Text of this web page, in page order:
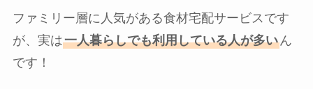
ファミリー層に人気がある食材宅配サービスです
が、実は一人暮らしでも利用している人が多いん
です！